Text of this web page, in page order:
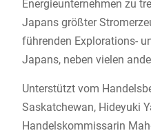
Energieunternehmen zu
Japans größter
führenden Explorations-
Japans, neben vielen
Unterstützt vom
Saskatchewan, Hideyuki
Handelskommissarin